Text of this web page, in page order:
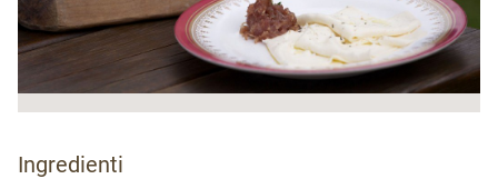
Ingredienti